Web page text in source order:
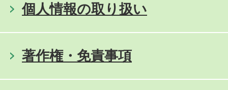
個人情報の取り扱い
著作権・免責事項